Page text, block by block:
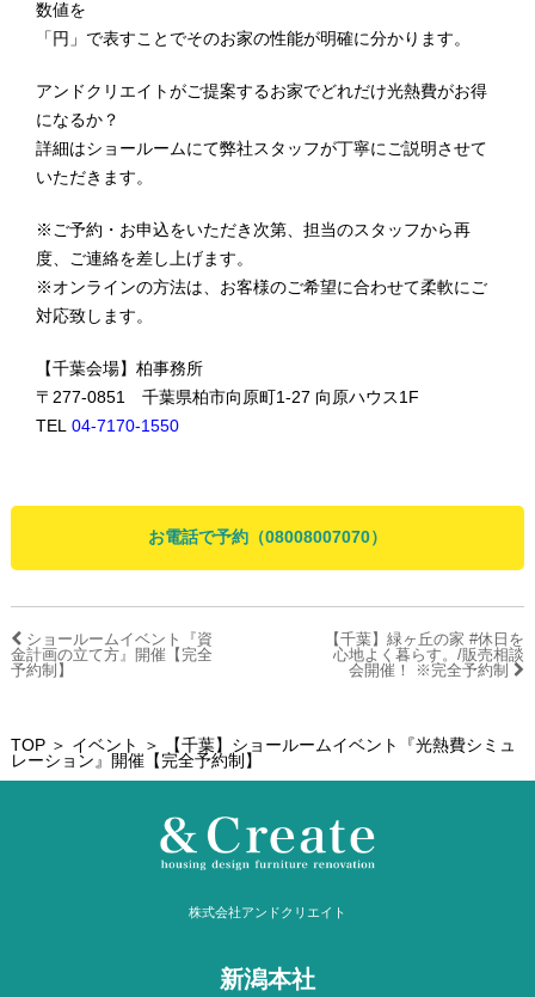
数値を
「円」で表すことでそのお家の性能が明確に分かります。
アンドクリエイトがご提案するお家でどれだけ光熱費がお得
になるか？
詳細はショールームにて弊社スタッフが丁寧にご説明させて
いただきます。
※ご予約・お申込をいただき次第、担当のスタッフから再
度、ご連絡を差し上げます。
※オンラインの方法は、お客様のご希望に合わせて柔軟にご
対応致します。
【千葉会場】柏事務所
〒277-0851 千葉県柏市向原町1-27 向原ハウス1F
TEL04-7170-1550
お電話で予約（08008007070）
ショールームイベント『資
金計画の立て方』開催【完全
予約制】
【千葉】緑ヶ丘の家 #休日を
心地よく暮らす。/販売相談
会開催！ ※完全予約制
TOP＞ イベント
＞ 【千葉】ショールームイベント『光熱費シミュ
レーション』開催【完全予約制】
株式会社アンドクリエイト
新潟本社